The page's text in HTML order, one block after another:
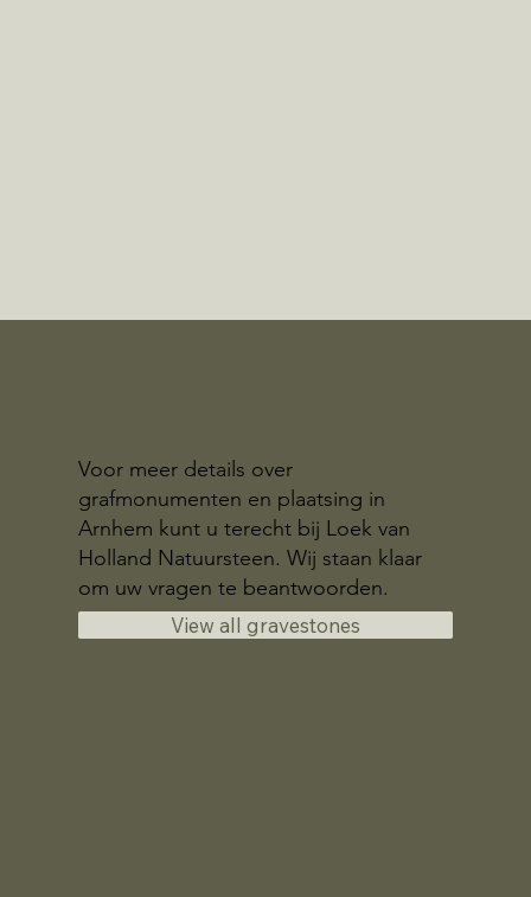
Voor meer details over
grafmonumenten en plaatsing in
Arnhem kunt u terecht bij Loek van
Holland Natuursteen. Wij staan klaar
om uw vragen te beantwoorden.
View all gravestones